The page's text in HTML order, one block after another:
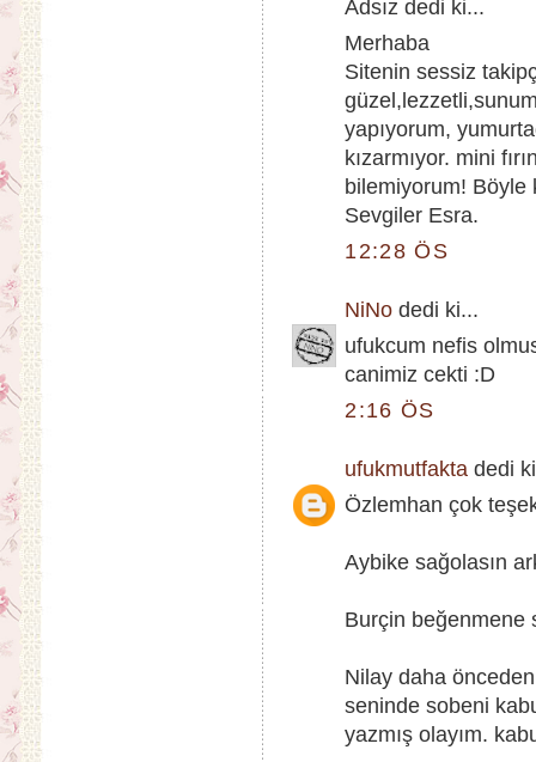
Adsız dedi ki...
Merhaba
Sitenin sessiz
yapıyorum,
kızarmıyor. mini
bilemiyorum! Böyle
Sevgiler Esra.
12:28 ÖS
NiNo dedi ki...
ufukcum nefis
canimiz cekti :D
2:16 ÖS
ufukmutfakta dedi
Özlemhan çok
Aybike sağolasın
Burçin beğenmene
Nilay daha
seninde sobeni
yazmış olayım.